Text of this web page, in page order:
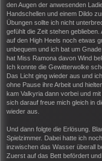
den Augen der anwesenden
Handschellen und einem Dildo
Übungen sollte ich nicht
gefühlt die Zeit stehen
auf den High Heels noch etwas
unbequem und ich bat um
hat Miss Ramona davon Wind
Ich konnte die Gewitterwolke
Das Licht ging wieder aus und
ohne Pause ihre Arbeit und
kam Valkyria dann vorbei und
sich darauf freue mich gleich in
wieder aus.
Und dann folgte die Erlösung.
Spielzimmer. Dabei hatte ich
inzwischen das Wasser überall
Zuerst auf das Bett befördert